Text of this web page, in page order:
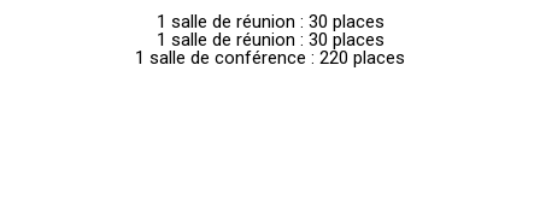
1 salle de réunion : 30 places
1 salle de réunion : 30 places
1 salle de conférence : 220 places